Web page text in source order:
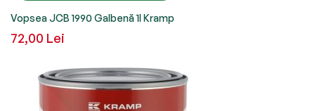
Vopsea JCB 1990 Galbenă 1l Kramp
72,00 Lei